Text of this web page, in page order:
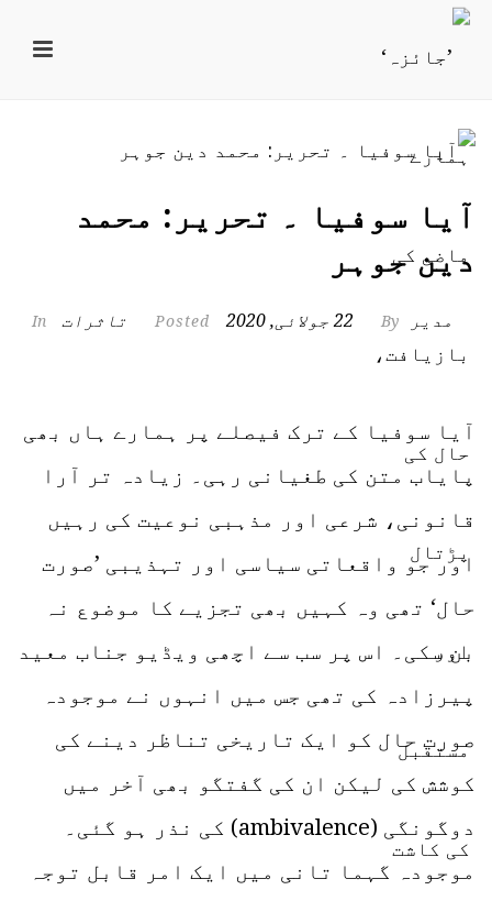
آیا سوفیا ۔ تحریر: محمد
دین جوہر
By مدیر 22 جولائی, 2020 تاثرات
آیا سوفیا کے ترک فیصلے پر ہمارے ہاں بھی
پایاب متن کی طغیانی رہی۔ زیادہ تر آرا
قانونی، شرعی اور مذہبی نوعیت کی رہیں
اور جو واقعاتی سیاسی اور تہذیبی ’صورت
حال‘ تھی وہ کہیں بھی تجزیے کا موضوع نہ
بن سکی۔ اس پر سب سے اچھی ویڈیو جناب معید
پیرزادہ کی تھی جس میں انہوں نے موجودہ
صورت حال کو ایک تاریخی تناظر دینے کی
کوشش کی لیکن ان کی گفتگو بھی آخر میں
دوگونگی (ambivalence) کی نذر ہو گئی۔
موجودہ گہما تانی میں ایک امر قابل توجہ